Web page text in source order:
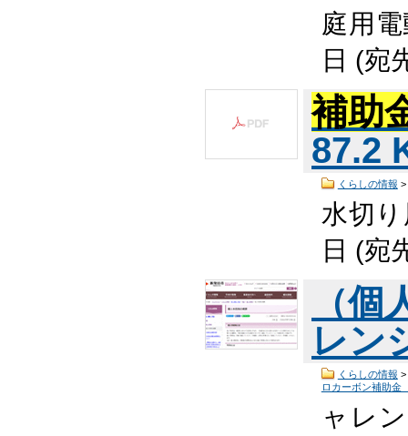
庭用
日 (宛
補助
87.2
くらしの情報 >
水切
日 (宛
（
レン
くらしの情報 >
ロカーボン補助金
ャレ